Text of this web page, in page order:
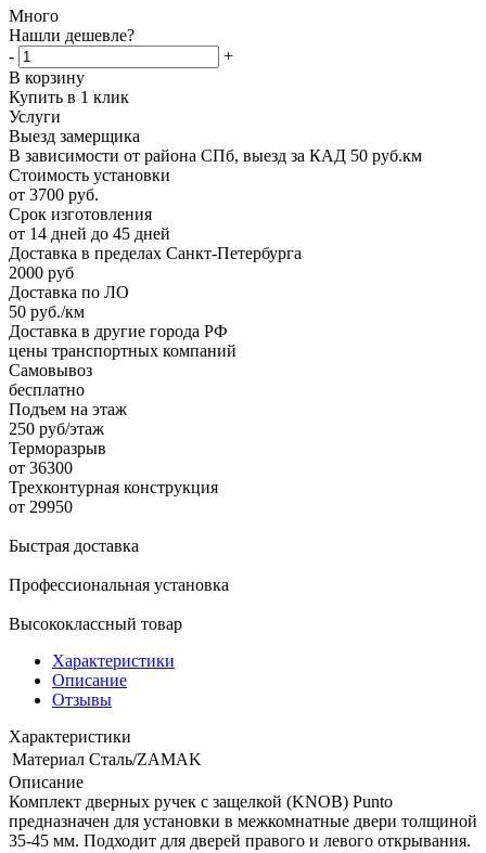
Много
Нашли дешевле?
-
+
В корзину
Купить в 1 клик
Услуги
Выезд замерщика
В зависимости от района СПб, выезд за КАД 50 руб.км
Стоимость установки
от 3700 руб.
Срок изготовления
от 14 дней до 45 дней
Доставка в пределах Санкт-Петербурга
2000 руб
Доставка по ЛО
50 руб./км
Доставка в другие города РФ
цены транспортных компаний
Самовывоз
бесплатно
Подъем на этаж
250 руб/этаж
Терморазрыв
от 36300
Трехконтурная конструкция
от 29950
Быстрая доставка
Профессиональная установка
Высококлассный товар
Характеристики
Описание
Отзывы
Характеристики
Материал Сталь/ZAMAK
Описание
Комплект дверных ручек с защелкой (KNOB) Punto
предназначен для установки в межкомнатные двери толщиной
35-45 мм. Подходит для дверей правого и левого открывания.